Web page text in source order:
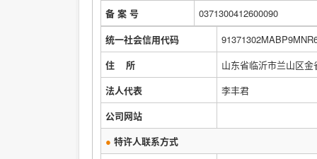
备 案 号
0371300412600090
统一社会信用代码
住 所
山东省临沂市兰山区
法人代表
李丰君
公司网站
● 特许人联系方式